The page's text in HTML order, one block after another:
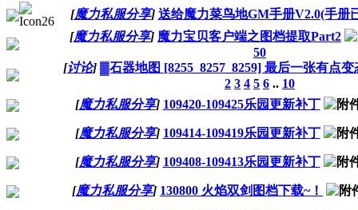
[魔力私服分享] 送给魔力菜鸟地GM手册V2.0(手册
[魔力私服分享] 魔力宝贝客户端之图档提取Part2
50
[讨论] ▓石器地图 [8255_8257_8259] 最后一张有点
2 3 4 5 6 .. 10
[魔力私服分享] 109420-109425乐园更新补丁
[魔力私服分享] 109414-109419乐园更新补丁
[魔力私服分享] 109408-109413乐园更新补丁
[魔力私服分享] 130800 火焰双剑图档下载~！